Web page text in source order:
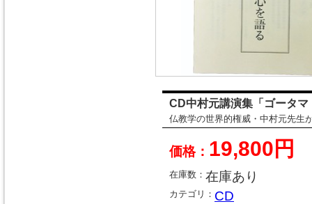
CD中村元講演集「ゴータ
仏教学の世界的権威・中村元先生
価格： 19,800円
在庫数： 在庫あり
カテゴリ： CD